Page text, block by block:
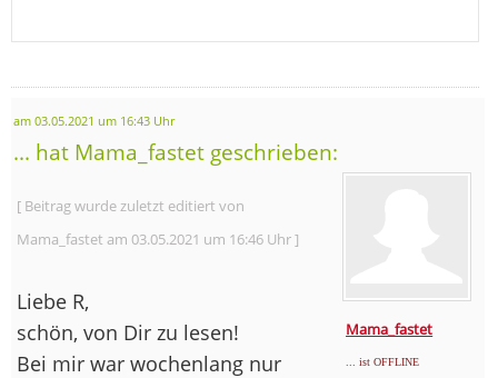
am 03.05.2021 um 16:43 Uhr
... hat Mama_fastet geschrieben:
Mama_fastet
... ist OFFLINE
[ Beitrag wurde zuletzt editiert von
Mama_fastet am 03.05.2021 um 16:46 Uhr ]
Liebe R,
schön, von Dir zu lesen!
Bei mir war wochenlang nur